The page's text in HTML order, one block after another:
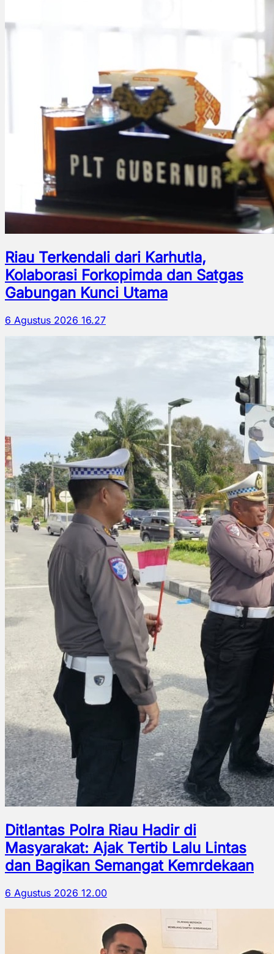
Riau Terkendali dari Karhutla,
Kolaborasi Forkopimda dan Satgas
Gabungan Kunci Utama
6 Agustus 2026 16.27
Ditlantas Polra Riau Hadir di
Masyarakat: Ajak Tertib Lalu Lintas
dan Bagikan Semangat Kemrdekaan
6 Agustus 2026 12.00